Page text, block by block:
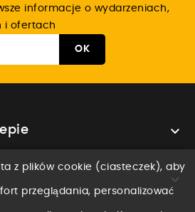
informacje o wydarzeniach,
i ofertach


z plików cookie (ciasteczek), aby
przeglądania, personalizować